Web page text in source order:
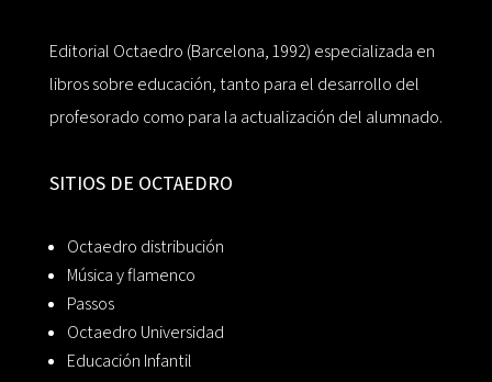
Editorial Octaedro (Barcelona, 1992) especializada en
libros sobre educación, tanto para el desarrollo del
profesorado como para la actualización del alumnado.
SITIOS DE OCTAEDRO
Octaedro distribución
Música y flamenco
Passos
Octaedro Universidad
Educación Infantil